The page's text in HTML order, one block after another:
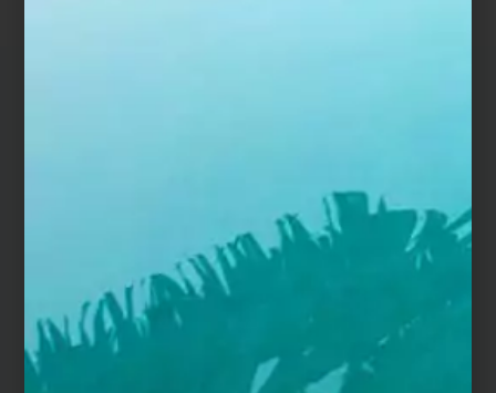
Fermeture pour congés du
1er au 17
août. Toutes commandes passées
actuellement, seront expédiées à
du 26 août